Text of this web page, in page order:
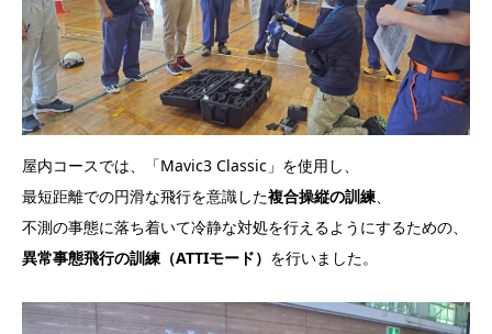
屋内コースでは、「Mavic3 Classic」を使用し、
最短距離での円滑な飛行を意識した複合操縦の訓練
不測の事態に落ち着いて冷静な対処を行えるようにするための、
異常事態飛行の訓練（ATTIモード） を行いました。